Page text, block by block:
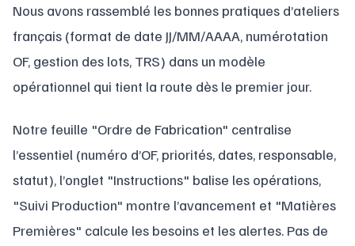
Nous avons rassemblé les bonnes pratiques d’ateliers
français (format de date JJ/MM/AAAA, numérotation
OF, gestion des lots, TRS) dans un modèle
opérationnel qui tient la route dès le premier jour.
Notre feuille "Ordre de Fabrication" centralise
l’essentiel (numéro d’OF, priorités, dates, responsable,
statut), l’onglet "Instructions" balise les opérations,
"Suivi Production" montre l’avancement et "Matières
Premières" calcule les besoins et les alertes. Pas de